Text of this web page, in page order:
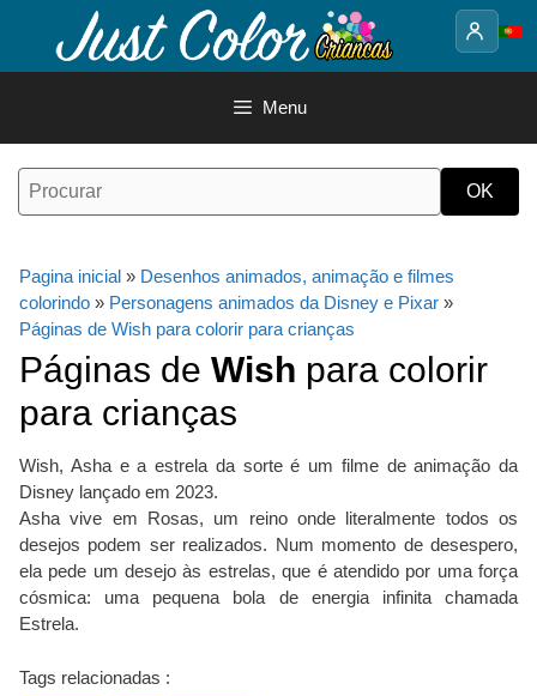
o
Menu
Pagina inicial » Desenhos animados, animação e filmes
colorindo » Personagens animados da Disney e Pixar »
Páginas de Wish para colorir para crianças
Páginas de Wish para colorir
para crianças
Wish, Asha e a estrela da sorte é um filme de animação da
Disney lançado em 2023.
Asha vive em Rosas, um reino onde literalmente todos os
desejos podem ser realizados. Num momento de desespero,
ela pede um desejo às estrelas, que é atendido por uma força
cósmica: uma pequena bola de energia infinita chamada
Estrela.
Tags relacionadas :